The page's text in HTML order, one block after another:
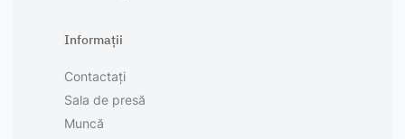
Informații
Contactați
Sala de presă
Muncă